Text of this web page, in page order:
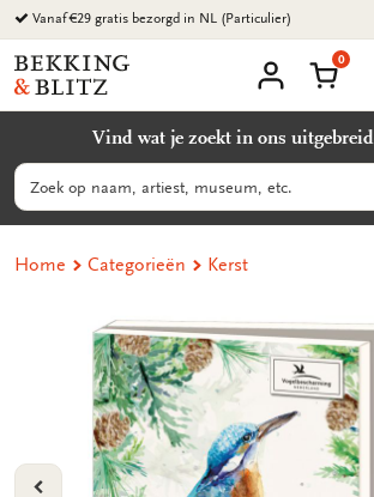
Ga
naar
content
Bekking
&
B.V.
account
0
Vind wat je zoekt in ons
Zoeken
Home Categorieën Kerst